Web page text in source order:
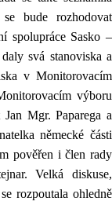
bude rozhodovat
spolupráce Sasko –
svá stanoviska a
v Monitorovacím
výboru
Mgr. Paparega a
německé části
pověřen i člen rady
Velká diskuse,
rozpoutala ohledně